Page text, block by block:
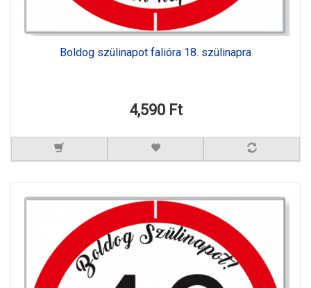
Boldog szülinapot falióra 18. szülinapra
4,590 Ft